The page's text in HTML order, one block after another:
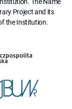
Project and its
the Institution.